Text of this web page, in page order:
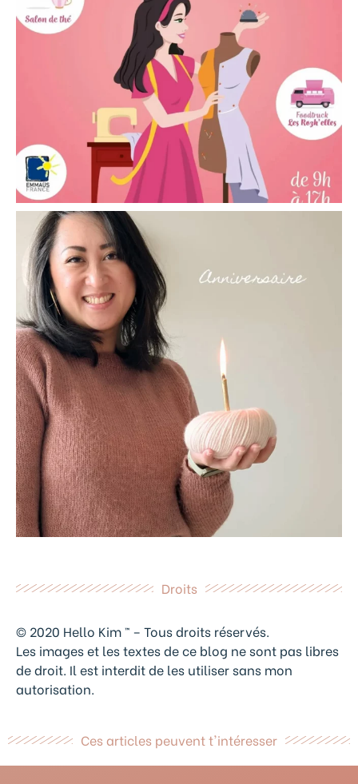
Droits
© 2020 Hello Kim ™ – Tous droits réservés.
Les images et les textes de ce blog ne sont pas libres
de droit. Il est interdit de les utiliser sans mon
autorisation.
Ces articles peuvent t'intéresser